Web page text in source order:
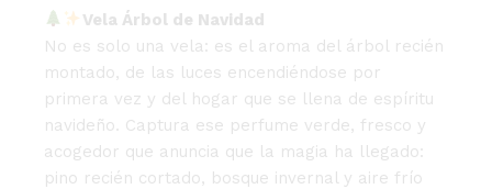
Vela Árbol de Navidad
No es solo una vela: es el aroma del árbol recién
montado, de las luces encendiéndose por
primera vez y del hogar que se llena de espíritu
navideño. Captura ese perfume verde, fresco y
acogedor que anuncia que la magia ha llegado:
pino recién cortado, bosque invernal y aire frío